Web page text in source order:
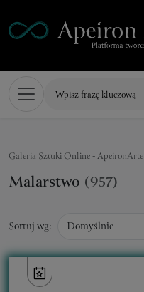
Galeria Sztuki Online - ApeironArte
Malarstwo (957)
Sortuj wg: